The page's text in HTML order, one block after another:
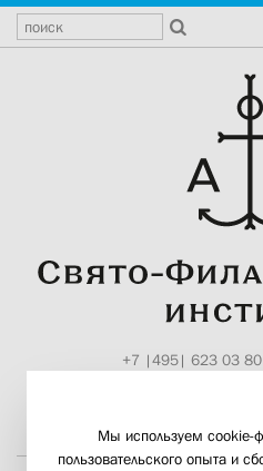
+7 |495| 623 03 80
Мы используем cookie-
пользовательского опыта и